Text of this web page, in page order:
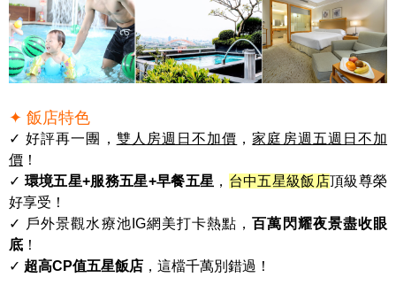
✦ 飯店特色
✓ 好評再一團， 雙人房週日不加價 ，家庭房週五週日不加
價 ！
✓ 環境五星+服務五星+早餐五星 ， 台中五星級飯店頂級尊榮
好享受！
✓ 戶外景觀水療池IG網美打卡熱點，百萬閃耀夜景盡收眼
底 ！
✓ 超高CP值五星飯店 ，這檔千萬別錯過！